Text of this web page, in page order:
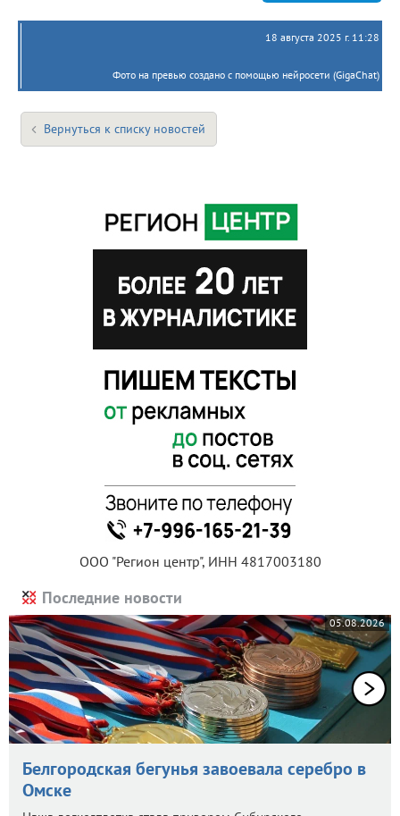
18 августа 2025 г. 11:28
Фото на превью создано с помощью нейросети (GigaChat)
Вернуться к списку новостей
ООО "Регион центр", ИНН 4817003180
Последние новости
05.08.2026
Белгородская бегунья завоевала серебро в
Омске